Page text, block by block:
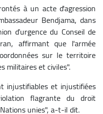
à un acte d'agression
Bendjama, dans
d’urgence du Conseil de
affirmant que l'armée
sur le territoire
militaires et civiles".
injustifiables et injustifiées
flagrante du droit
unies", a-t-il dit.